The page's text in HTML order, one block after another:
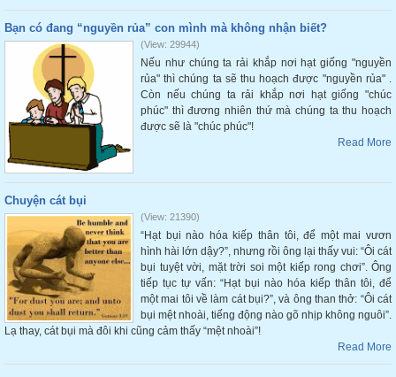
Bạn có đang “nguyền rủa” con mình mà không nhận biết?
(View: 29944)
Nếu như chúng ta rải khắp nơi hạt giống "nguyền
rủa" thì chúng ta sẽ thu hoạch được "nguyền rủa" .
Còn nếu chúng ta rải khắp nơi hạt giống "chúc
phúc" thì đương nhiên thứ mà chúng ta thu hoạch
được sẽ là "chúc phúc"!
Read More
Chuyện cát bụi
(View: 21390)
“Hạt bụi nào hóa kiếp thân tôi, để một mai vươn
hình hài lớn dậy?”, nhưng rồi ông lại thấy vui: “Ôi cát
bụi tuyệt vời, mặt trời soi một kiếp rong chơi”. Ông
tiếp tục tự vấn: “Hạt bụi nào hóa kiếp thân tôi, để
một mai tôi về làm cát bụi?”, và ông than thở: “Ôi cát
bụi mệt nhoài, tiếng động nào gõ nhịp không nguôi”.
Lạ thay, cát bụi mà đôi khi cũng cảm thấy “mệt nhoài”!
Read More